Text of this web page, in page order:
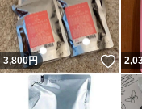
3,800円 い